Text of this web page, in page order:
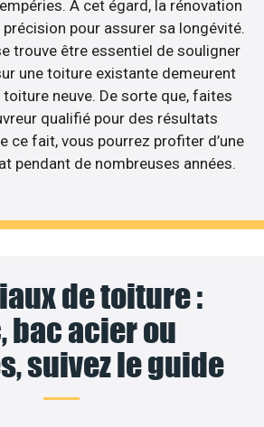
A cet égard, la rénovation
pour assurer sa longévité.
trouve être essentiel de souligner
une toiture existante demeurent
neuve. De sorte que, faites
qualifié pour des résultats
ce fait, vous pourrez profiter d’une
pendant de nombreuses années.
de toiture :
bac acier ou
suivez le guide